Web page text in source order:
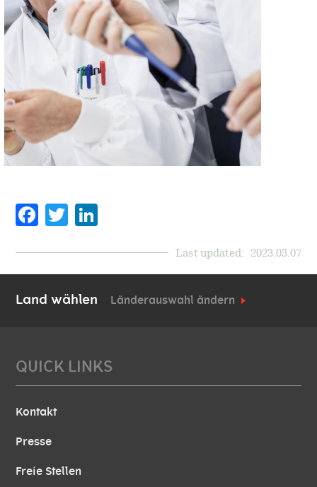
Facebook
Twitter
Last updated: 2023.03.07
Land wählen Länderauswahl ändern
QUICK LINKS
Kontakt
Presse
Freie Stellen